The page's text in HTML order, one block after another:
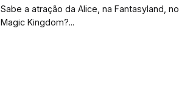
Sabe a atração da Alice, na Fantasyland, no
Magic Kingdom?...